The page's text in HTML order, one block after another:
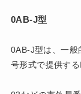
0AB-J型
0AB-J型は、一般
号形式で提供する